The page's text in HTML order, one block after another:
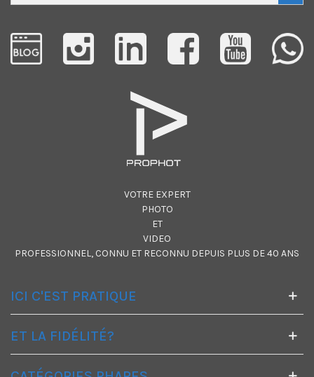
VOTRE EXPERT
PHOTO
ET
VIDEO
PROFESSIONNEL, CONNU ET RECONNU DEPUIS PLUS DE 40 ANS
ICI C'EST PRATIQUE
ET LA FIDÉLITÉ?